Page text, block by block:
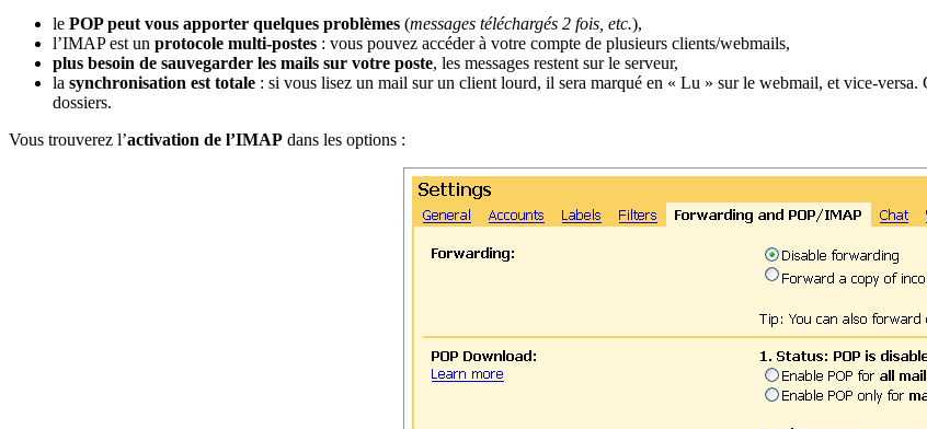
le POP peut vous apporter quelques problèmes (messages téléchargés 2 fois, etc.),
l’IMAP est un protocole multi-postes : vous pouvez accéder à votre compte de plusieurs clients/webmails,
plus besoin de sauvegarder les mails sur votre poste, les messages restent sur le serveur,
la synchronisation est totale : si vous lisez un mail sur un client lourd, il sera marqué en « Lu » sur le webmail, et vice-versa.
dossiers.
Vous trouverez l’activation de l’IMAP dans les options :